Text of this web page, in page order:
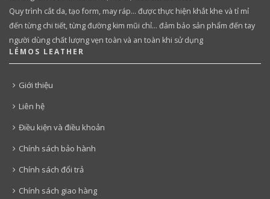
Quy trình cắt da, tạo form, may ráp… được thực hiện khắt khe và tỉ mỉ
đến từng chi tiết, từng đường kim mũi chỉ… đảm bảo sản phẩm đến tay
người dùng chất lượng vẹn toàn và an toàn khi sử dụng
LÉMOS LEATHER
Giới thiệu
Liên hệ
Điều kiện và điều khoản
Chính sách bảo hành
Chính sách đổi trả
Chính sách giao hàng